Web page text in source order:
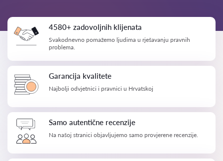
4580+ zadovoljnih klijenata
Svakodnevno pomažemo ljudima u rješavanju pravnih
problema.
Garancija kvalitete
Najbolji odvjetnici i pravnici u Hrvatskoj
Samo autentične recenzije
Na našoj stranici objavljujemo samo provjerene recenzije.